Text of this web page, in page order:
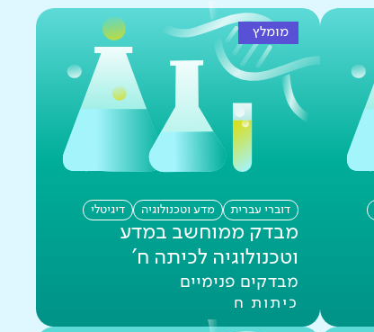
דוברי עברית מדע וטכנולוגיה דיגיטלי
מבדק ממוחשב במדע
וטכנולוגיה לכיתה ח'
מבדקים פנימיים
כיתות ח
מומלץ